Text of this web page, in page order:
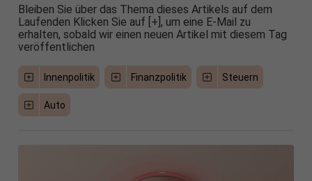
Bleiben Sie über das Thema dieses Artikels auf dem
Laufenden Klicken Sie auf [+], um eine E-Mail zu
erhalten, sobald wir einen neuen Artikel mit diesem Tag
veröffentlichen
Innenpolitik Finanzpolitik Steuern
Auto